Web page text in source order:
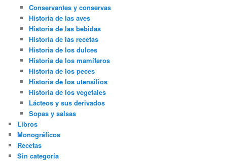
Conservantes y conservas
Historia de las aves
Historia de las bebidas
Historia de las recetas
Historia de los dulces
Historia de los mamíferos
Historia de los peces
Historia de los utensilios
Historia de los vegetales
Lácteos y sus derivados
Sopas y salsas
Libros
Monográficos
Recetas
Sin categoría